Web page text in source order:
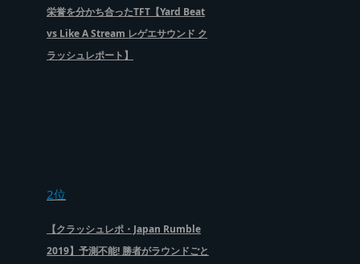
栄誉を分かち合ったTFT【Yard Beat
vs Like A Stream レゲエサウンド ク
ラッシュレポート】
2位
【クラッシュレポ・Japan Rumble
2019】予測不能! 勝者がラウンドごと